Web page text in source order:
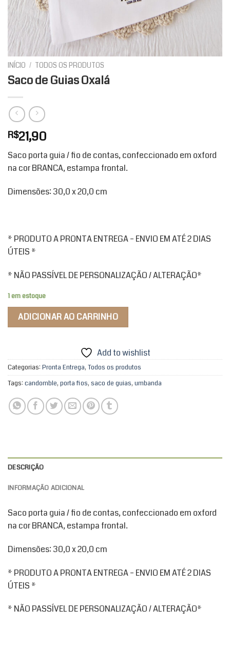
INÍCIO / TODOS OS PRODUTOS
Saco de Guias Oxalá
R$21,90
Saco porta guia / fio de contas, confeccionado em oxford
na cor BRANCA, estampa frontal.
Dimensões: 30,0 x 20,0 cm
* PRODUTO A PRONTA ENTREGA – ENVIO EM ATÉ 2 DIAS
ÚTEIS *
* NÃO PASSÍVEL DE PERSONALIZAÇÃO / ALTERAÇÃO*
1 em estoque
ADICIONAR AO CARRINHO
Add to wishlist
Categorias: Pronta Entrega, Todos os produtos
Tags: candomble, porta fios, saco de guias, umbanda
DESCRIÇÃO
INFORMAÇÃO ADICIONAL
Saco porta guia / fio de contas, confeccionado em oxford
na cor BRANCA, estampa frontal.
Dimensões: 30,0 x 20,0 cm
* PRODUTO A PRONTA ENTREGA – ENVIO EM ATÉ 2 DIAS
ÚTEIS *
* NÃO PASSÍVEL DE PERSONALIZAÇÃO / ALTERAÇÃO*